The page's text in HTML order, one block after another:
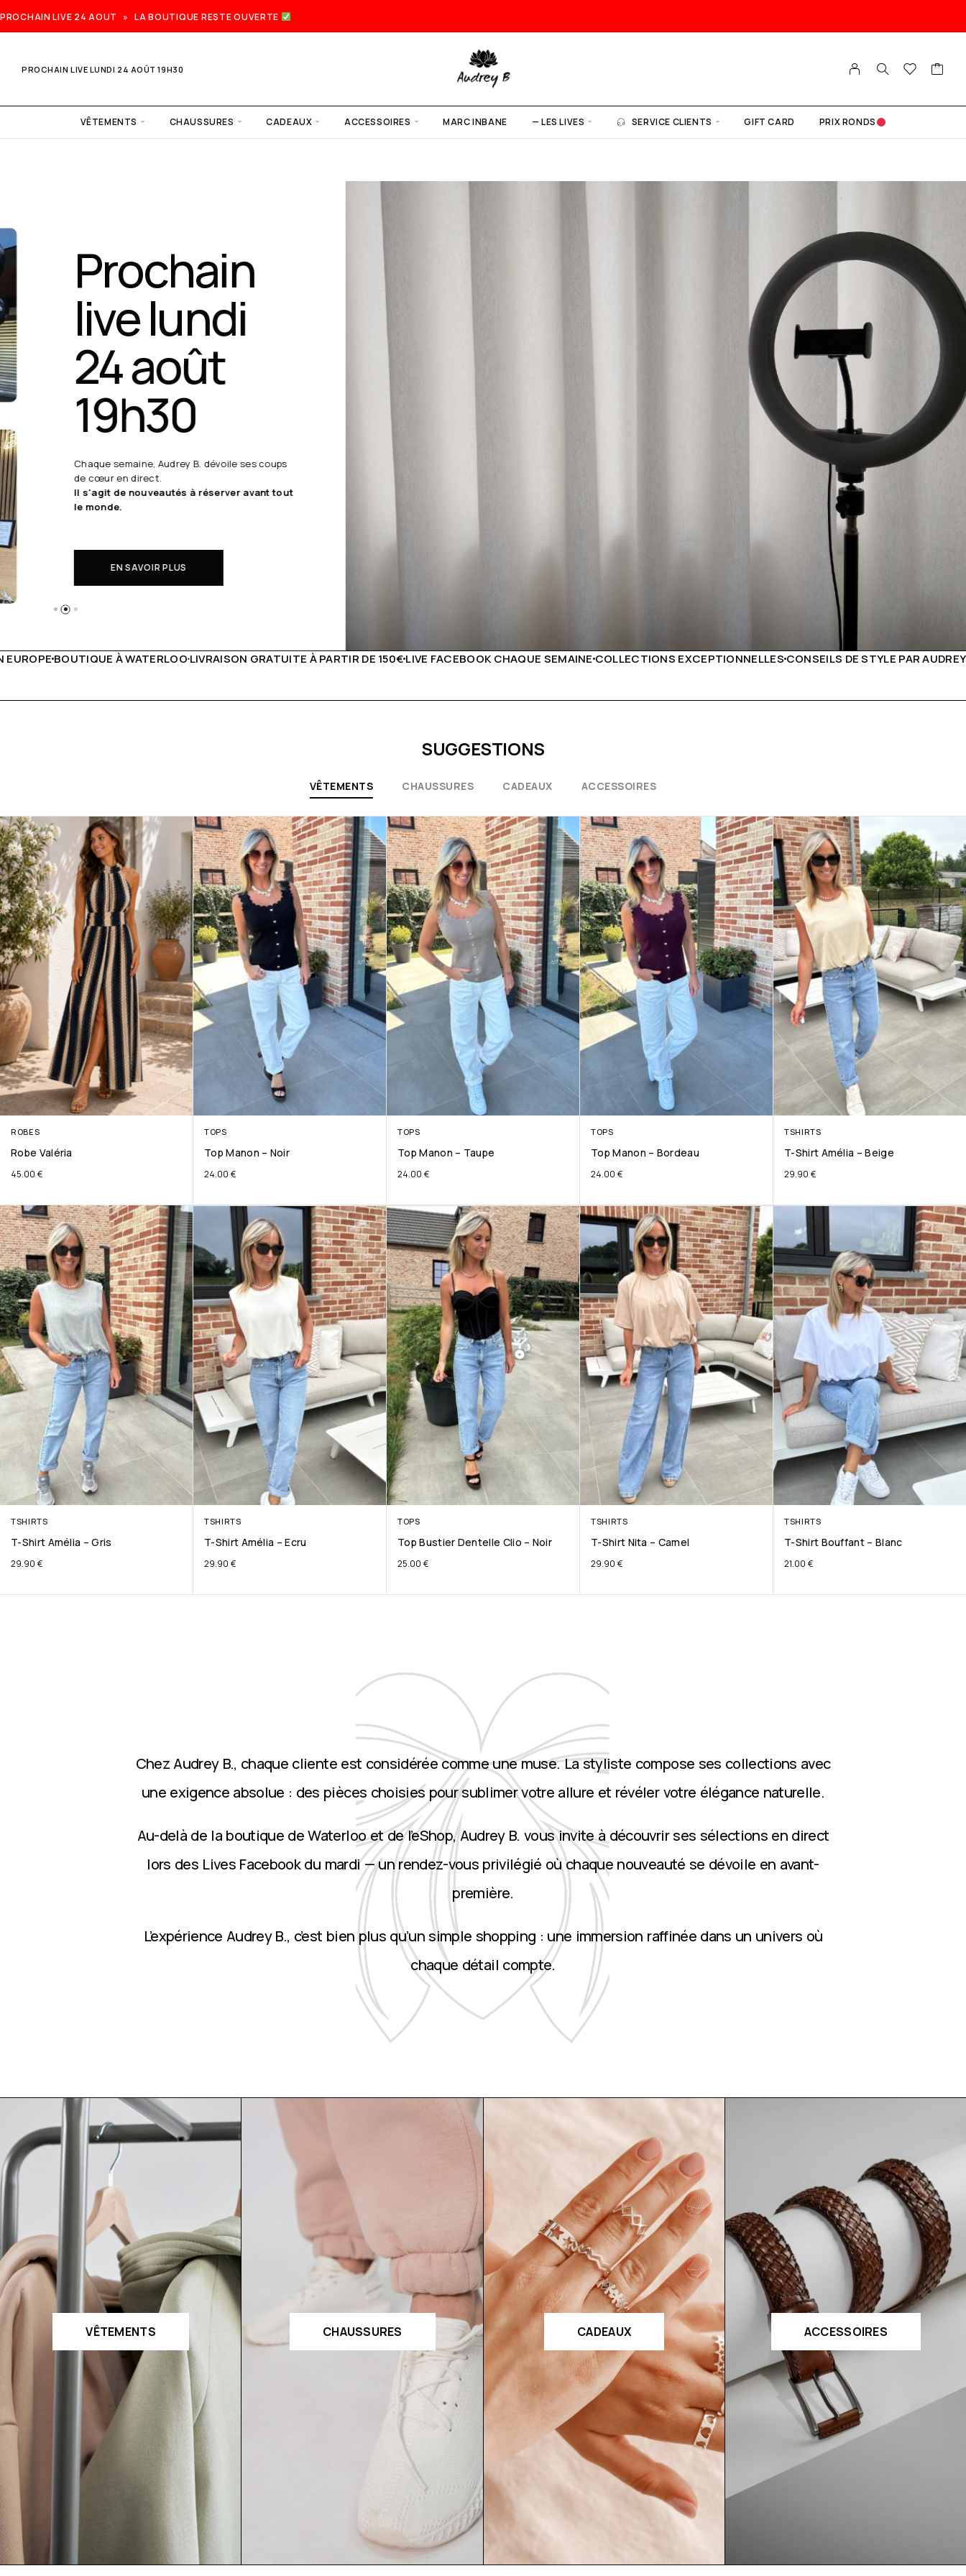
PROCHAIN LIVE 24 AOUT » LA BOUTIQUE RESTE OUVERTE
PROCHAIN LIVE LUNDI 24 AOÛT 19H30
VÊTEMENTS CHAUSSURES CADEAUX ACCESSOIRES MARC INBANE — LES LIVES SERVICE CLIENTS GIFT CARD PRIX RONDS
Prochain
live lundi
24 août
19h30
Chaque semaine, Audrey B. dévoile ses coups
de cœur en direct.
Il s'agit de nouveautés à réserver avant tout
le monde.
EN SAVOIR PLUS
GRATUITE À PARTIR DE 150€LIVE FACEBOOK CHAQUE SEMAINECOLLECTIONS EXCEPTIONNELLESCONSEILS DE STYLE PAR AUDREY B LIVRAISON PARTOUT EN
SUGGESTIONS
VÊTEMENTS CHAUSSURES CADEAUX ACCESSOIRES
ROBES
Robe Valéria
45.00 €
TOPS
Top Manon – Noir
24.00 €
TOPS
Top Manon – Taupe
24.00 €
TOPS
Top Manon – Bordeau
24.00 €
TSHIRTS
T-Shirt Amélia – Beige
29.90 €
TSHIRTS
T-Shirt Amélia – Gris
29.90 €
TSHIRTS
T-Shirt Amélia – Ecru
29.90 €
TOPS
Top Bustier Dentelle Clio – Noir
25.00 €
TSHIRTS
T-Shirt Nita – Camel
29.90 €
TSHIRTS
T-Shirt Bouffant – Blanc
21.00 €
Chez Audrey B., chaque cliente est considérée comme une muse. La styliste compose ses collections avec
une exigence absolue : des pièces choisies pour sublimer votre allure et révéler votre élégance naturelle.
Au-delà de la boutique de Waterloo et de l’eShop, Audrey B. vous invite à découvrir ses sélections en direct
lors des Lives Facebook du mardi — un rendez-vous privilégié où chaque nouveauté se dévoile en avant-
première.
L’expérience Audrey B., c’est bien plus qu’un simple shopping : une immersion raffinée dans un univers où
chaque détail compte.
VÊTEMENTS CHAUSSURES CADEAUX ACCESSOIRES